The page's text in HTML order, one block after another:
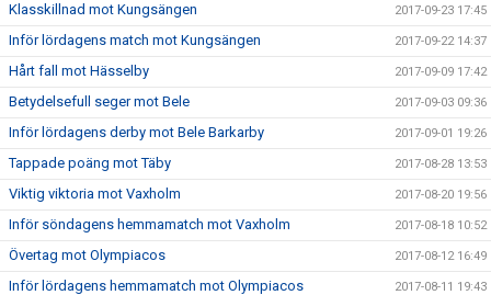
Klasskillnad mot Kungsängen 2017-09-23 17:45
Inför lördagens match mot Kungsängen 2017-09-22 14:37
Hårt fall mot Hässelby 2017-09-09 17:42
Betydelsefull seger mot Bele 2017-09-03 09:36
Inför lördagens derby mot Bele Barkarby 2017-09-01 19:26
Tappade poäng mot Täby 2017-08-28 13:53
Viktig viktoria mot Vaxholm 2017-08-20 19:56
Inför söndagens hemmamatch mot Vaxholm 2017-08-18 10:52
Övertag mot Olympiacos 2017-08-12 16:49
Inför lördagens hemmamatch mot Olympiacos 2017-08-11 19:43